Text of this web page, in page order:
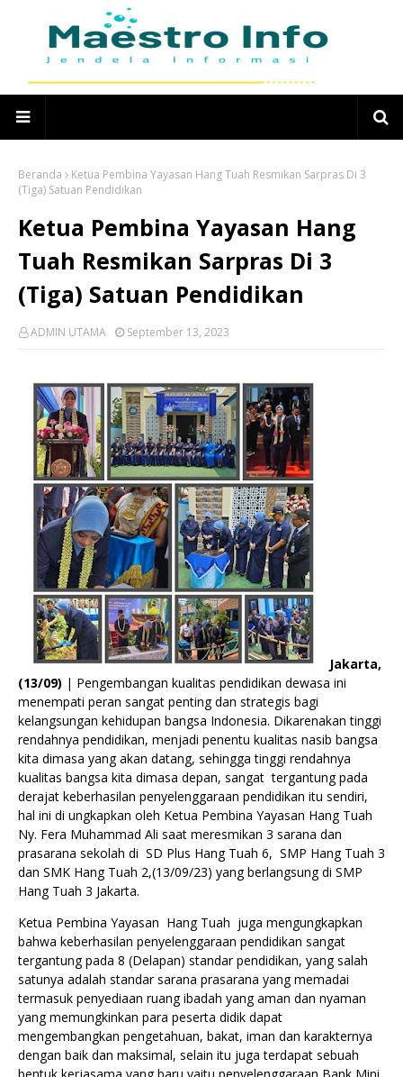
Beranda
Ketua Pembina Yayasan Hang Tuah Resmikan Sarpras Di 3
(Tiga) Satuan Pendidikan
Ketua Pembina Yayasan Hang
Tuah Resmikan Sarpras Di 3
(Tiga) Satuan Pendidikan
ADMIN UTAMA September 13, 2023
Jakarta,
(13/09) | Pengembangan kualitas pendidikan dewasa ini
menempati peran sangat penting dan strategis bagi
kelangsungan kehidupan bangsa Indonesia. Dikarenakan tinggi
rendahnya pendidikan, menjadi penentu kualitas nasib bangsa
kita dimasa yang akan datang, sehingga tinggi rendahnya
kualitas bangsa kita dimasa depan, sangat tergantung pada
derajat keberhasilan penyelenggaraan pendidikan itu sendiri,
hal ini di ungkapkan oleh Ketua Pembina Yayasan Hang Tuah
Ny. Fera Muhammad Ali saat meresmikan 3 sarana dan
prasarana sekolah di SD Plus Hang Tuah 6, SMP Hang Tuah 3
dan SMK Hang Tuah 2,(13/09/23) yang berlangsung di SMP
Hang Tuah 3 Jakarta.
Ketua Pembina Yayasan Hang Tuah juga mengungkapkan
bahwa keberhasilan penyelenggaraan pendidikan sangat
tergantung pada 8 (Delapan) standar pendidikan, yang salah
satunya adalah standar sarana prasarana yang memadai
termasuk penyediaan ruang ibadah yang aman dan nyaman
yang memungkinkan para peserta didik dapat
mengembangkan pengetahuan, bakat, iman dan karakternya
dengan baik dan maksimal, selain itu juga terdapat sebuah